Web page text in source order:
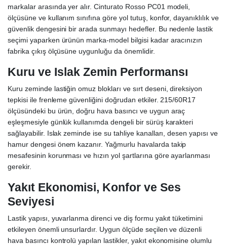
markalar arasında yer alır. Cinturato Rosso PC01 modeli,
ölçüsüne ve kullanım sınıfına göre yol tutuş, konfor, dayanıklılık ve
güvenlik dengesini bir arada sunmayı hedefler. Bu nedenle lastik
seçimi yaparken ürünün marka-model bilgisi kadar aracınızın
fabrika çıkış ölçüsüne uygunluğu da önemlidir.
Kuru ve Islak Zemin Performansı
Kuru zeminde lastiğin omuz blokları ve sırt deseni, direksiyon
tepkisi ile frenleme güvenliğini doğrudan etkiler. 215/60R17
ölçüsündeki bu ürün, doğru hava basıncı ve uygun araç
eşleşmesiyle günlük kullanımda dengeli bir sürüş karakteri
sağlayabilir. Islak zeminde ise su tahliye kanalları, desen yapısı ve
hamur dengesi önem kazanır. Yağmurlu havalarda takip
mesafesinin korunması ve hızın yol şartlarına göre ayarlanması
gerekir.
Yakıt Ekonomisi, Konfor ve Ses
Seviyesi
Lastik yapısı, yuvarlanma direnci ve diş formu yakıt tüketimini
etkileyen önemli unsurlardır. Uygun ölçüde seçilen ve düzenli
hava basıncı kontrolü yapılan lastikler, yakıt ekonomisine olumlu